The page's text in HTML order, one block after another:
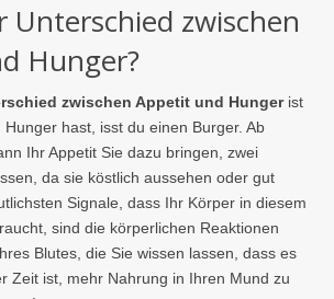
Unterschied zwischen
Hunger?
zwischen Appetit und Hungerist
hast, isst du einen Burger. Ab
Ihr Appetit Sie dazu bringen, zwei
da sie köstlich aussehen oder gut
Signale, dass Ihr Körper in diesem
sind die körperlichen Reaktionen
Blutes, die Sie wissen lassen, dass es
Zeit ist, mehr Nahrung in Ihren Mund zu